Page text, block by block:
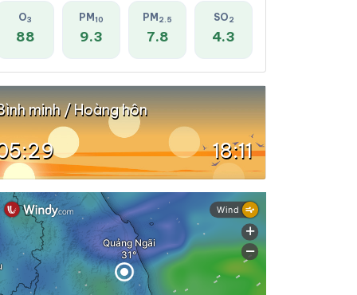
O3
88
PM 10
9.3
PM 2.5
7.8
SO2
4.3
minh / Hoàng hôn
18:11